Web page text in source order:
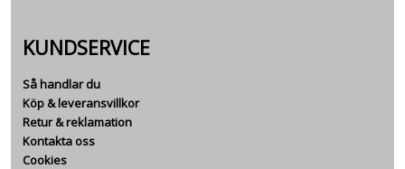
KUNDSERVICE
Så handlar du
Köp & leveransvillkor
Retur & reklamation
Kontakta oss
Cookies